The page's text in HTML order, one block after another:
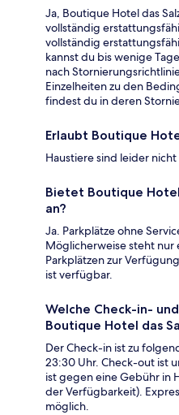
Ja, Boutique Hotel das
vollständig
vollständig
kannst du bis wenige
nach
Einzelheiten zu den
findest du in deren
Erlaubt Boutique
Haustiere sind leider
Bietet Boutique
an?
Ja. Parkplätze ohne
Möglicherweise steht nur
Parkplätzen zur
ist verfügbar.
Welche Check-in-
Boutique Hotel das
Der Check-in ist zu
23:30 Uhr. Check-out ist
ist gegen eine Gebühr in
der Verfügbarkeit).
möglich.